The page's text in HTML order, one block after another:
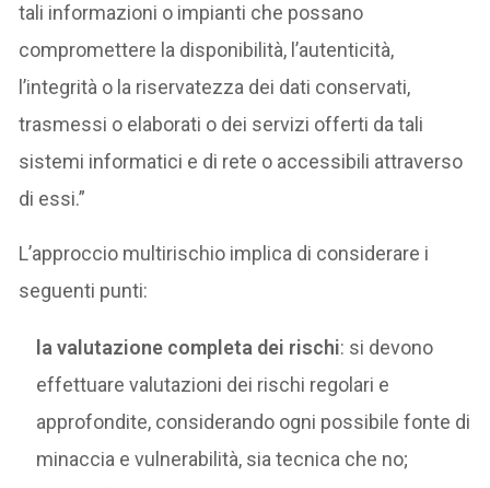
tali informazioni o impianti che possano
compromettere la disponibilità, l’autenticità,
l’integrità o la riservatezza dei dati conservati,
trasmessi o elaborati o dei servizi offerti da tali
sistemi informatici e di rete o accessibili attraverso
di essi.”
L’approccio multirischio implica di considerare i
seguenti punti:
la valutazione completa dei rischi: si devono
effettuare valutazioni dei rischi regolari e
approfondite, considerando ogni possibile fonte di
minaccia e vulnerabilità, sia tecnica che no;